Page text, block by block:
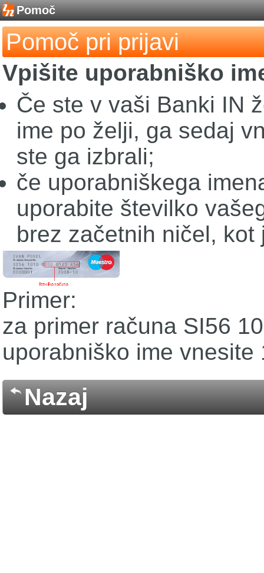
Pomoč
Pomoč pri prijavi
Vpišite uporabniško
Če ste v vaši Banki IN
ime po želji, ga sedaj
ste ga izbrali;
če uporabniškega
uporabite številko
brez začetnih ničel,
Primer:
za primer računa SI56
uporabniško ime vnesite
Nazaj